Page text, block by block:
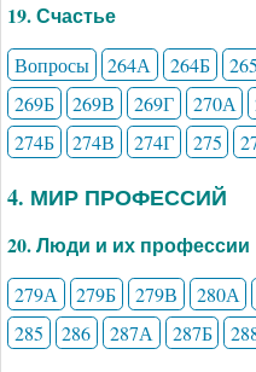
19. Счастье
Вопросы 264А 264Б
269Б
269В 269Г 270А
274Б
274В 274Г 275
4. МИР ПРОФЕССИЙ
20. Люди и их профессии
279А 279Б 279В 280А
285
286 287А 287Б